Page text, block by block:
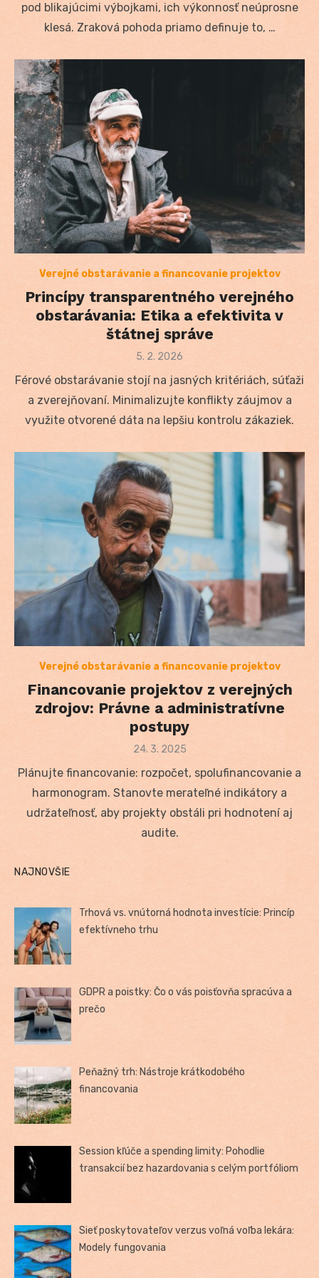
pod blikajúcimi výbojkami, ich výkonnosť neúprosne
klesá. Zraková pohoda priamo definuje to, …
Verejné obstarávanie a financovanie projektov
Princípy transparentného verejného
obstarávania: Etika a efektivita v
štátnej správe
Posted
5. 2. 2026
Férové obstarávanie stojí na jasných kritériách, súťaži
a zverejňovaní. Minimalizujte konflikty záujmov a
využite otvorené dáta na lepšiu kontrolu zákaziek.
Verejné obstarávanie a financovanie projektov
Financovanie projektov z verejných
zdrojov: Právne a administratívne
postupy
Posted
24. 3. 2025
Plánujte financovanie: rozpočet, spolufinancovanie a
harmonogram. Stanovte merateľné indikátory a
udržateľnosť, aby projekty obstáli pri hodnotení aj
audite.
NAJNOVŠIE
Trhová vs. vnútorná hodnota investície: Princíp
efektívneho trhu
GDPR a poistky: Čo o vás poisťovňa spracúva a
prečo
Peňažný trh: Nástroje krátkodobého
financovania
Session kľúče a spending limity: Pohodlie
transakcií bez hazardovania s celým portfóliom
Sieť poskytovateľov verzus voľná voľba lekára:
Modely fungovania